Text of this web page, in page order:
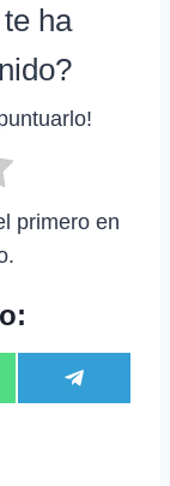
ha
primero en
C
o
e